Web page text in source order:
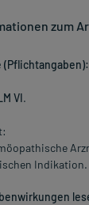
zum
VI.
Indikation.